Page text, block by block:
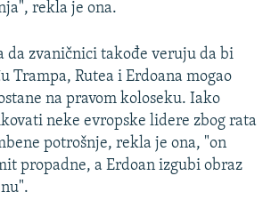
rekla je ona.
da zvaničnici takođe veruju da bi
Trampa, Rutea i Erdoana mogao
na pravom koloseku. Iako
neke evropske lidere zbog rata
potrošnje, rekla je ona, "on
propadne, a Erdoan izgubi obraz